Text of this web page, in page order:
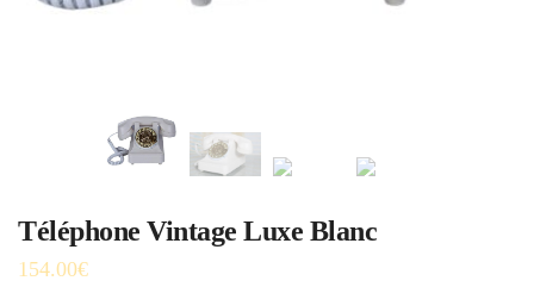
Téléphone Vintage Luxe Blanc
154.00€